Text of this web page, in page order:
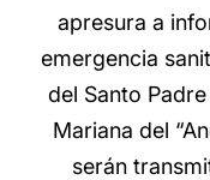
apresura a
emergencia
del Santo
Mariana del
serán